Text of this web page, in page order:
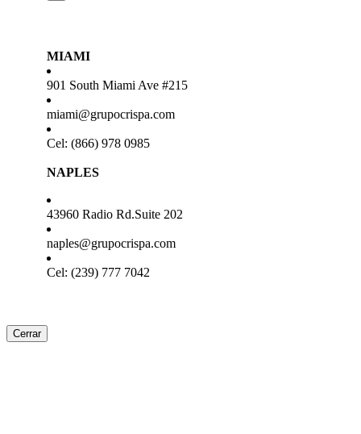
MIAMI
901 South Miami Ave #215
miami@grupocrispa.com
Cel: (866) 978 0985
NAPLES
43960 Radio Rd.Suite 202
naples@grupocrispa.com
Cel: (239) 777 7042
Cerrar